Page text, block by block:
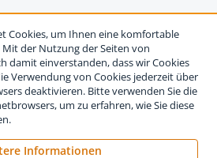
Cookies, um Ihnen eine komfortable
der Nutzung der Seiten von
damit einverstanden, dass wir Cookies
Verwendung von Cookies jederzeit über
deaktivieren. Bitte verwenden Sie die
um zu erfahren, wie Sie diese
Informationen